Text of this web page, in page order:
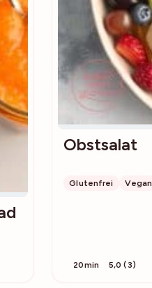
Obstsalat
Glutenfrei Vegan
20min 5,0 (3)